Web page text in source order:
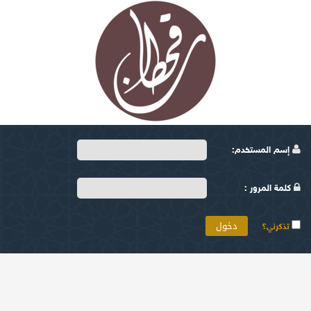
إسم المستخدم:
كلمة المرور :
تذكرني؟